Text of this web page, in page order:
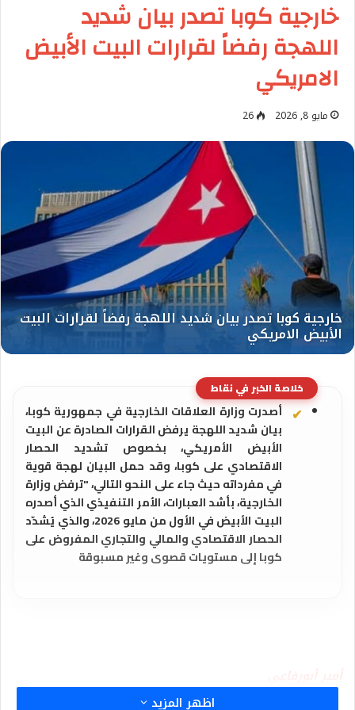
خارجية كوبا تصدر بيان شديد
اللهجة رفضاً لقرارات البيت الأبيض
الامريكي
مايو 8, 2026 26
خلاصة الخبر في نقاط
أصدرت وزارة العلاقات الخارجية في جمهورية كوبا،
بيان شديد اللهجة يرفض القرارات الصادرة عن البيت
الأبيض الأمريكي، بخصوص تشديد الحصار
الاقتصادي على كوبا، وقد حمل البيان لهجة قوية
في مفرداته حيث جاء على النحو التالي، "ترفض وزارة
الخارجية، بأشد العبارات، الأمر التنفيذي الذي أصدره
البيت الأبيض في الأول من مايو 2026، والذي يُشدّد
الحصار الاقتصادي والمالي والتجاري المفروض على
كوبا إلى مستويات قصوى وغير مسبوقة
أمير أبورفاعي
اظهر المزيد